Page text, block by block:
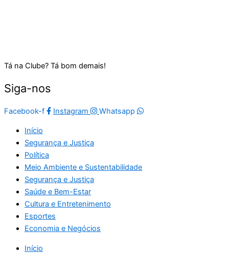
Tá na Clube? Tá bom demais!
Siga-nos
Facebook-f Instagram Whatsapp
Início
Segurança e Justiça
Política
Meio Ambiente e Sustentabilidade
Segurança e Justiça
Saúde e Bem-Estar
Cultura e Entretenimento
Esportes
Economia e Negócios
Início